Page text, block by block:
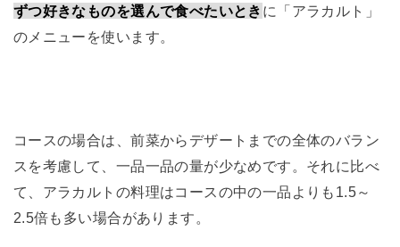
ずつ好きなものを選んで食べたいとき に「アラカルト」
のメニューを使います。
コースの場合は、前菜からデザートまでの全体のバラン
スを考慮して、一品一品の量が少なめです。それに比べ
て、アラカルトの料理はコースの中の一品よりも1.5～
2.5倍も多い場合があります。